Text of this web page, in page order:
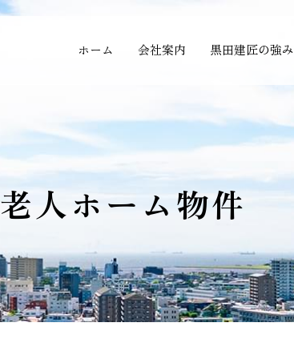
ホーム 会社案内 黒田建匠の強み
老人ホーム物件